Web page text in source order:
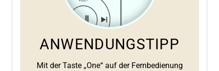
ANWENDUNGSTIPP
Mit der Taste „One“ auf der Fernbedienung